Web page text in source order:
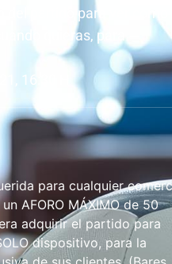
del partido para ver como
quieras, para
16:30 H
para cualquier
AFORO MÁXIMO de 50
adquirir el partido para
dispositivo, para la